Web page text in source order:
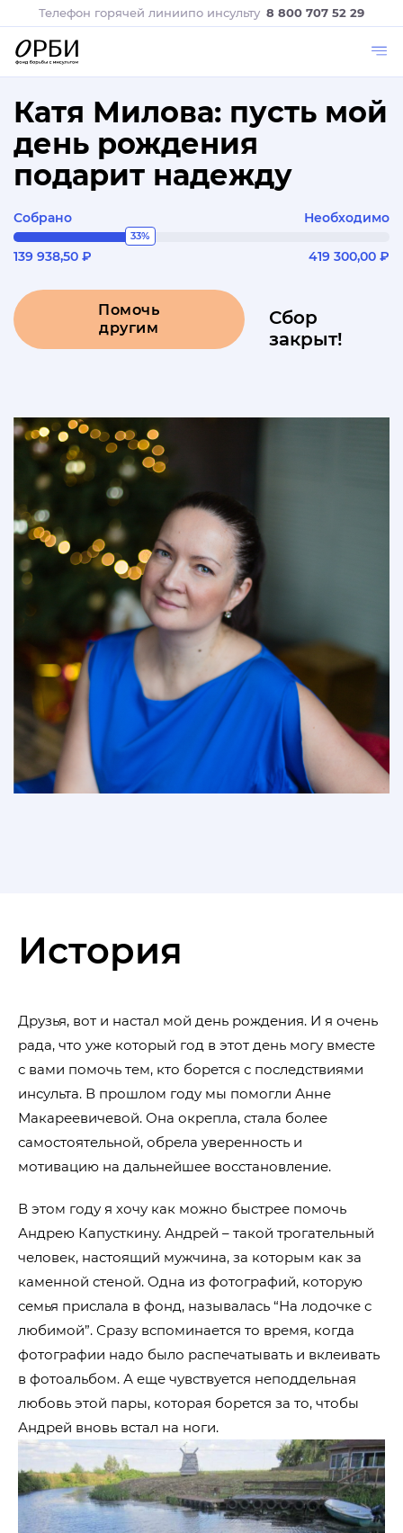
Телефон горячей линиипо инсульту 8 800 707 52 29
Катя Милова: пусть мой
день рождения
подарит надежду
Собрано Необходимо
33%
139 938,50 ₽ 419 300,00 ₽
Помочь
другим
Сбор
закрыт!
История
Друзья, вот и настал мой день рождения. И я очень
рада, что уже который год в этот день могу вместе
с вами помочь тем, кто борется с последствиями
инсульта. В прошлом году мы помогли Анне
Макареевичевой. Она окрепла, стала более
самостоятельной, обрела уверенность и
мотивацию на дальнейшее восстановление.
В этом году я хочу как можно быстрее помочь
Андрею Капусткину. Андрей – такой трогательный
человек, настоящий мужчина, за которым как за
каменной стеной. Одна из фотографий, которую
семья прислала в фонд, называлась “На лодочке с
любимой”. Сразу вспоминается то время, когда
фотографии надо было распечатывать и вклеивать
в фотоальбом. А еще чувствуется неподдельная
любовь этой пары, которая борется за то, чтобы
Андрей вновь встал на ноги.